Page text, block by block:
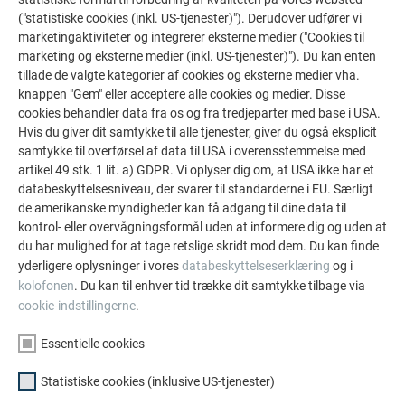
indrukwekkende projecten met de duurzame PREFA
aluminiumoplossingen voor dak, zonne-energie en
gevel.
SE FLERE REFERENCER
("statistiske cookies (inkl. US-tjenester)"). Derudover udfører vi
marketingaktiviteter og integrerer eksterne medier ("Cookies til
marketing og eksterne medier (inkl. US-tjenester)"). Du kan enten
tillade de valgte kategorier af cookies og eksterne medier vha.
knappen "Gem" eller acceptere alle cookies og medier. Disse
cookies behandler data fra os og fra tredjeparter med base i USA.
Hvis du giver dit samtykke til alle tjenester, giver du også eksplicit
samtykke til overførsel af data til USA i overensstemmelse med
artikel 49 stk. 1 lit. a) GDPR. Vi oplyser dig om, at USA ikke har et
databeskyttelsesniveau, der svarer til standarderne i EU. Særligt
de amerikanske myndigheder kan få adgang til dine data til
kontrol- eller overvågningsformål uden at informere dig og uden at
du har mulighed for at tage retslige skridt mod dem. Du kan finde
yderligere oplysninger i voresdatabeskyttelseserklæring og i
kolofonen. Du kan til enhver tid trække dit samtykke tilbage via
cookie-indstillingerne.
Essentielle cookies
Statistiske cookies (inklusive US-tjenester)